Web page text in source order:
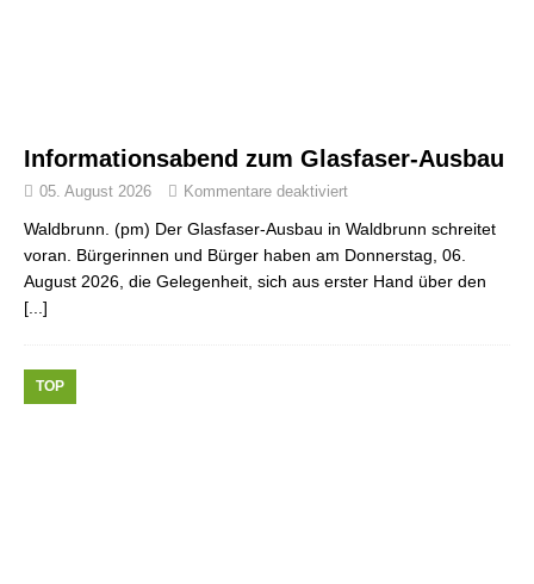
Informationsabend zum Glasfaser-Ausbau
05. August 2026 Kommentare deaktiviert
Waldbrunn. (pm) Der Glasfaser-Ausbau in Waldbrunn schreitet
voran. Bürgerinnen und Bürger haben am Donnerstag, 06.
August 2026, die Gelegenheit, sich aus erster Hand über den
[...]
TOP